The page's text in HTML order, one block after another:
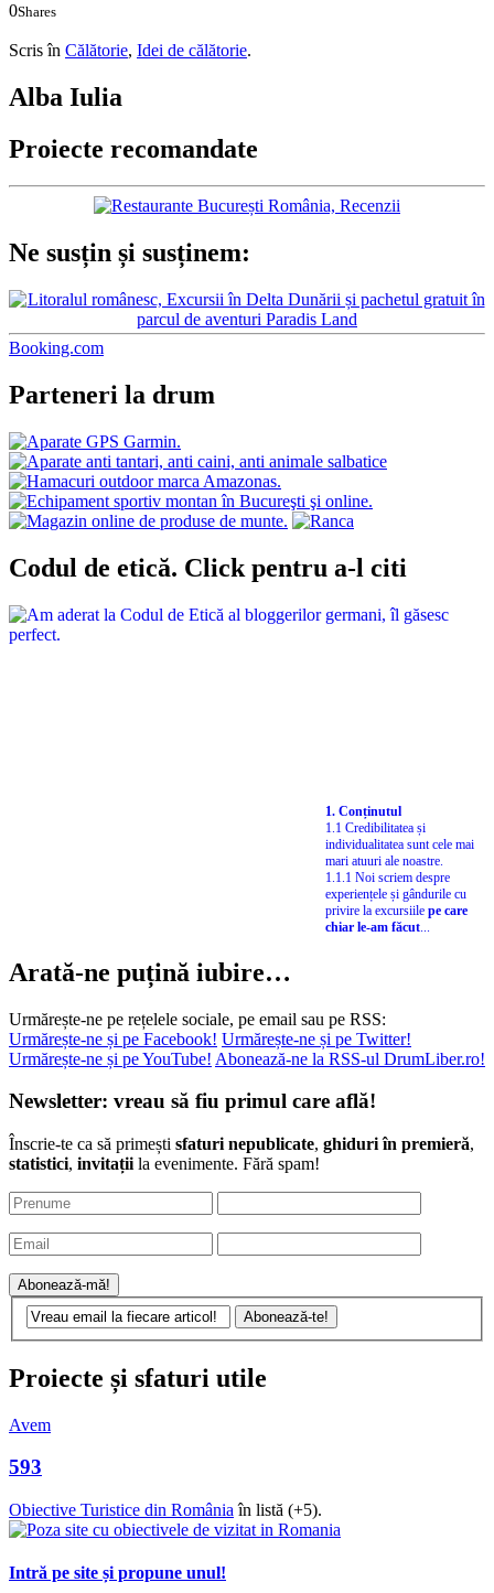
0Shares
Scris în Călătorie, Idei de călătorie.
Alba Iulia
Proiecte recomandate
Ne susțin și susținem:
Booking.com
Parteneri la drum
Codul de etică. Click pentru a-l citi
1. Conținutul
1.1 Credibilitatea și
individualitatea sunt cele mai
mari atuuri ale noastre.
1.1.1 Noi scriem despre
experiențele și gândurile cu
privire la excursiile pe care
chiar le-am făcut...
Arată-ne puțină iubire…
Urmărește-ne pe rețelele sociale, pe email sau pe RSS:
Urmărește-ne și pe Facebook! Urmărește-ne și pe Twitter!
Urmărește-ne și pe YouTube! Abonează-ne la RSS-ul DrumLiber.ro!
Newsletter: vreau să fiu primul care află!
Înscrie-te ca să primești sfaturi nepublicate, ghiduri în premieră,
statistici, invitații la evenimente. Fără spam!
Proiecte și sfaturi utile
Avem
593
Obiective Turistice din România în listă (+5).
Intră pe site și propune unul!